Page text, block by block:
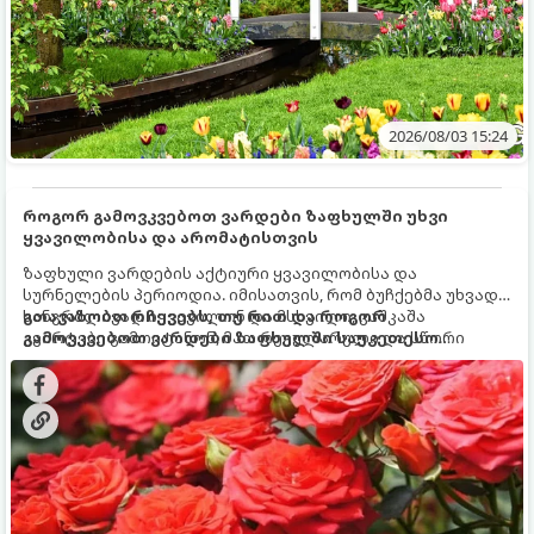
2026/08/03 15:24
როგორ გამოვკვებოთ ვარდები ზაფხულში უხვი
ყვავილობისა და არომატისთვის
ზაფხული ვარდების აქტიური ყვავილობისა და
სურნელების პერიოდია. იმისათვის, რომ ბუჩქებმა უხვად,
ხანგრძლივად იყვავილონ და მსხვილი, კაშკაშა
კვირტები გამოიტანონ, მათ რეგულარული და სწორი
გამოკვება სჭირდებათ. ზაფხულის პერიოდში მცენარის
მოთხოვნილებები იცვლება, ამიტომ მნიშვნელოვანია
ვიცოდეთ, რომელი სასუქები გამოიყენება ამ დროს.
გთავაზობთ რჩევებს, თუ რით და როგორ
გამოვკვებოთ ვარდები ზაფხულში საუკეთესო
შედეგის მისაღწევად: